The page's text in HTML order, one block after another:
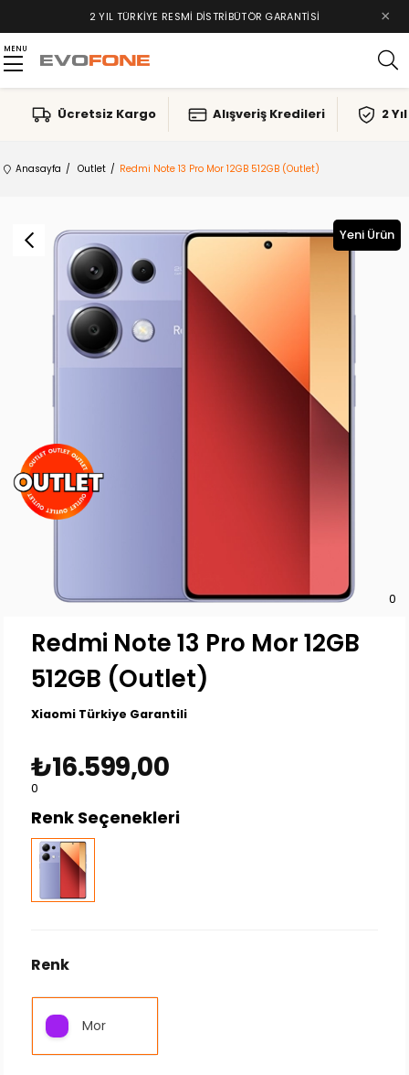
TAKSIT İMKANLARI, ALIŞVERIŞ KREDILERI ×
MENU
Ücretsiz Kargo Alışveriş Kredileri 2
Anasayfa Outlet Redmi Note 13 Pro Mor 12GB 512GB (Outlet)
Yeni Ürün
0
Redmi Note 13 Pro Mor 12GB
512GB (Outlet)
Xiaomi Türkiye Garantili
₺16.599,00
0
Renk Seçenekleri
Renk
Mor